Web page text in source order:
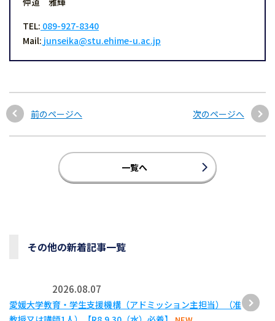
TEL: 089-927-8340
Mail: junseika@stu.ehime-u.ac.jp
前のページへ 次のページへ
一覧へ
その他の新着記事一覧
2026.08.07
愛媛大学教育・学生支援機構（アドミッション主担当）（准